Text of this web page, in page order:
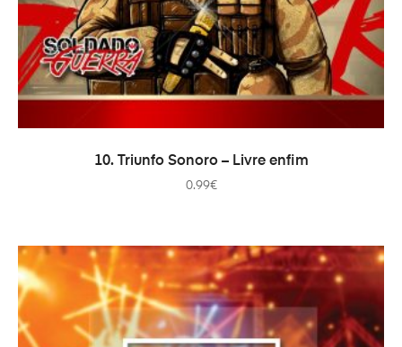
ADICIONAR
10. Triunfo Sonoro – Livre enfim
0.99€